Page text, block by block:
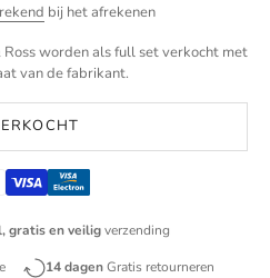
bij het afrekenen
worden als full set verkocht met
van de fabrikant.
gratis en veiligverzending
14 dagenGratis retourneren